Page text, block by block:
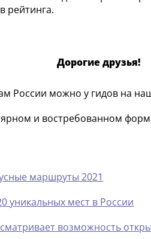
рейтинга.
Дорогие друзья!
России можно у гидов на
и востребованном
маршруты 2021
уникальных мест в России
возможность